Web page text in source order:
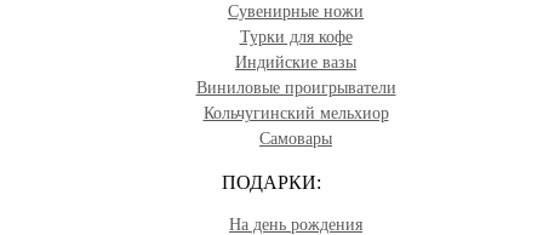
Сувенирные ножи
Турки для кофе
Индийские вазы
Виниловые проигрыватели
Кольчугинский мельхиор
Самовары
ПОДАРКИ:
На день рождения